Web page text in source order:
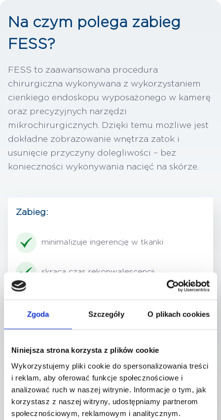
Zgoda Szczegóły O plikach cookies
Niniejsza strona korzysta z plików cookie
Wykorzystujemy pliki cookie do spersonalizowania treści
i reklam, aby oferować funkcje społecznościowe i
analizować ruch w naszej witrynie. Informacje o tym, jak
korzystasz z naszej witryny, udostępniamy partnerom
społecznościowym, reklamowym i analitycznym.
Na czym polega zabieg
FESS?
FESS to zaawansowana procedura
chirurgiczna wykonywana z wykorzystaniem
cienkiego endoskopu wyposażonego w kamerę
oraz precyzyjnych narzędzi
mikrochirurgicznych. Dzięki temu możliwe jest
dokładne zobrazowanie wnętrza zatok i
usunięcie przyczyny dolegliwości – bez
konieczności wykonywania nacięć na skórze.
Zabieg:
minimalizuje ingerencję w tkanki
skraca czas rekonwalescencji
zmniejsza ryzyko powikłań
pozwala szybko wrócić do codziennej
aktywności
W zależności od potrzeb pacjenta
wykonujemy zarówno zabiegi obejmujące
wszystkie zatoki (obustronnie), jak i bardziej
ograniczone procedury, skoncentrowane na